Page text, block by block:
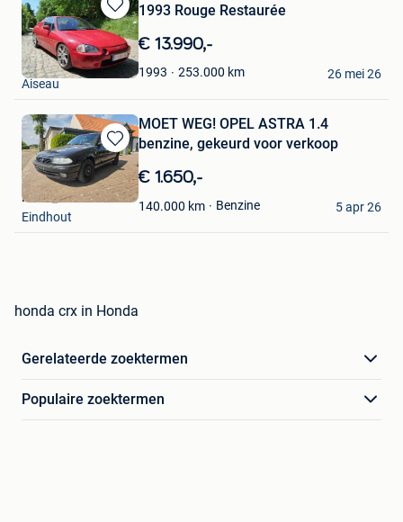
Bewaren
in
Mijn
Favorieten
1993 Rouge Restaurée
€ 13.990,-
1993 253.000 km
Foxxx
Aiseau
26 mei 26
Bewaren
in
Mijn
Favorieten
MOET WEG! OPEL ASTRA 1.4
benzine, gekeurd voor verkoop
€ 1.650,-
140.000 km Benzine
Karel_VG
Eindhout
5 apr 26
honda crx in Honda
Gerelateerde zoektermen
Populaire zoektermen